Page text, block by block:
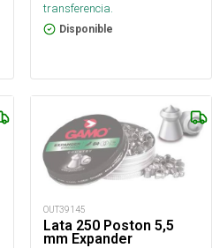
transferencia.
Disponible
OUT39145
Lata 250 Poston 5,5
mm Expander